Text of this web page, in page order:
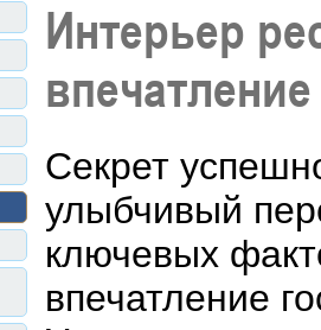
Интерьер
Секрет
улыбчивый
ключевых
впечатление